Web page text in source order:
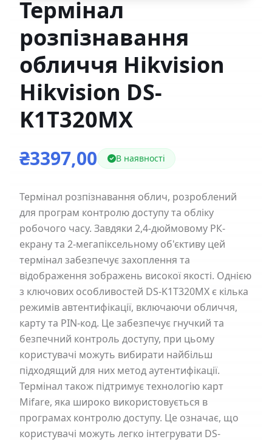
Термінал
розпізнавання
обличчя Hikvision
Hikvision DS-
K1T320MX
₴3397,00 В наявності
Термінал розпізнавання облич, розроблений
для програм контролю доступу та обліку
робочого часу. Завдяки 2,4-дюймовому РК-
екрану та 2-мегапіксельному об'єктиву цей
термінал забезпечує захоплення та
відображення зображень високої якості. Однією
з ключових особливостей DS-K1T320MX є кілька
режимів автентифікації, включаючи обличчя,
карту та PIN-код. Це забезпечує гнучкий та
безпечний контроль доступу, при цьому
користувачі можуть вибирати найбільш
підходящий для них метод аутентифікації.
Термінал також підтримує технологію карт
Mifare, яка широко використовується в
програмах контролю доступу. Це означає, що
користувачі можуть легко інтегрувати DS-